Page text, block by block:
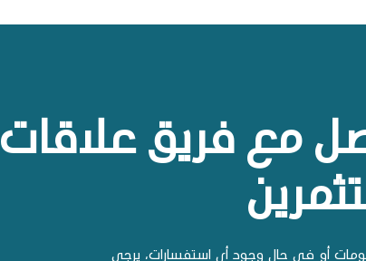
مع فريق علاقات
أو في حال وجود أي استفسارات، يرجى